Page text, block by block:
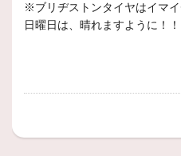
※ブリヂストンタイヤはイマ
日曜日は、晴れますように！！